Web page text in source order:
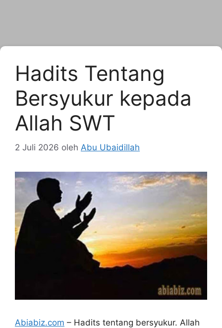
Hadits Tentang
Bersyukur kepada
Allah SWT
2 Juli 2026 oleh Abu Ubaidillah
Abiabiz.com – Hadits tentang bersyukur. Allah